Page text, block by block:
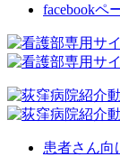
facebookペ
患者さん向